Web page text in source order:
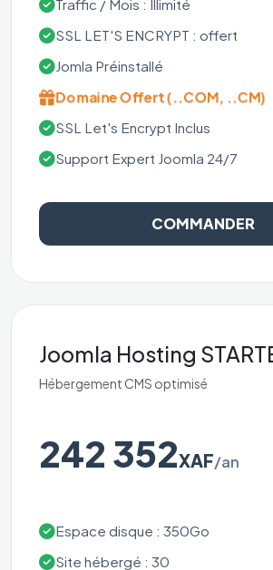
Traffic / Mois : Illimité
SSL LET'S ENCRYPT : offert
Jomla Préinstallé
Domaine Offert (..COM, ..CM)
SSL Let's Encrypt Inclus
Support Expert Joomla 24/7
COMMANDER
Joomla Hosting
Hébergement CMS optimisé
242 352XAF/an
Espace disque : 350Go
Site hébergé : 30